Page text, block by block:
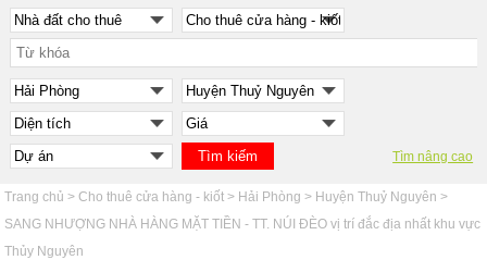
Tìm nâng cao
Trang chủ >Cho thuê cửa hàng - kiốt > Hải Phòng > Huyện Thuỷ Nguyên >
SANG NHƯỢNG NHÀ HÀNG MẶT TIỀN - TT. NÚI ĐÈO vị trí đắc địa nhất khu vực
Thủy Nguyên